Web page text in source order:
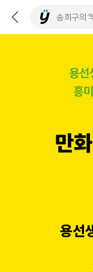
용선
흥
만
용선